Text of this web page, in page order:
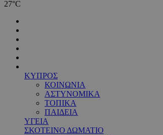
27°C
ΚΥΠΡΟΣ
ΚΟΙΝΩΝΙΑ
ΑΣΤΥΝΟΜΙΚΑ
ΤΟΠΙΚΑ
ΠΑΙΔΕΙΑ
ΥΓΕΙΑ
ΣΚΟΤΕΙΝΟ ΔΩΜΑΤΙΟ